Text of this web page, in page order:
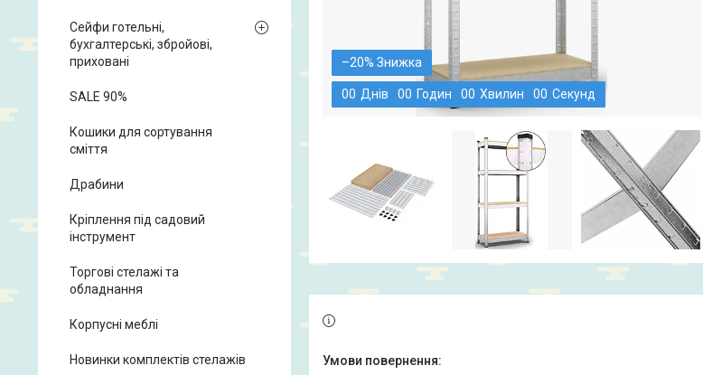
–20%
00 Днів 00 Годин 00 Хвилин 00 Секунд
Сейфи готельні,
бухгалтерські, збройові,
приховані
SALE 90%
Кошики для сортування
сміття
Драбини
Кріплення під садовий
інструмент
Торгові стелажі та
обладнання
Корпусні меблі
Новинки комплектів стелажів